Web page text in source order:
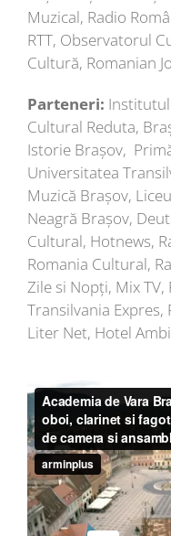
Muzical, Radio
RTT, Observatorul
Cultură, Romanian
Parteneri:
Cultural Reduta,
Istorie Brașov,
Universitatea
Muzică Brașov,
Neagră Brașov,
Cultural, Hotnews,
Romania Cultural,
Zile si Nopți, Mix
Transilvania Expres,
Liter Net, Hotel